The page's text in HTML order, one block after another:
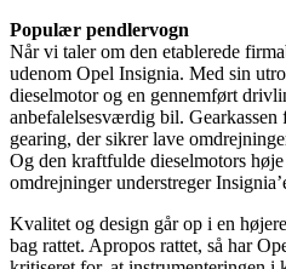
Populær pendlervogn
Når vi taler om den etablerede
udenom Opel Insignia. Med sin
dieselmotor og en gennemført
anbefalelsesværdig bil.
gearing, der sikrer lave
Og den kraftfulde dieselmotors
omdrejninger understreger
Kvalitet og design går op i en
bag rattet. Apropos rattet, så har